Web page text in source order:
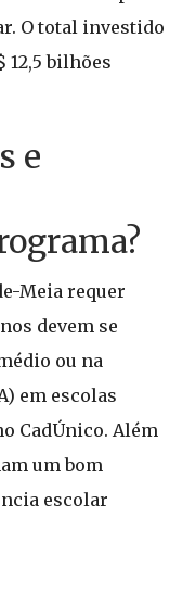
O total investido
12,5 bilhões
e
Meia requer
devem se
ou na
em escolas
CadÚnico. Além
um bom
escolar